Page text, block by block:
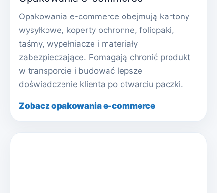
Opakowania e-commerce obejmują kartony
wysyłkowe, koperty ochronne, foliopaki,
taśmy, wypełniacze i materiały
zabezpieczające. Pomagają chronić produkt
w transporcie i budować lepsze
doświadczenie klienta po otwarciu paczki.
Zobacz opakowania e-commerce